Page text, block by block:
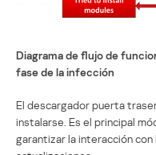
Diagrama de flujo de
fase de la infección
El descargador puerta
instalarse. Es el principal
garantizar la interacción